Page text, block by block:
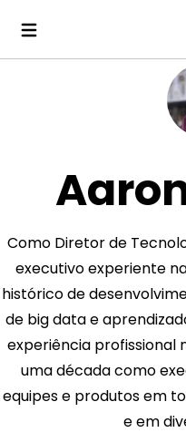
Como Diretor de
executivo experiente
histórico de
de big data e
experiência profissional
uma década como
equipes e produtos em
e em